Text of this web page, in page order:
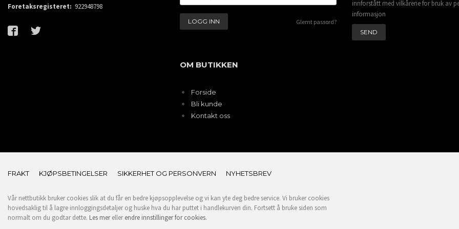
Foretaksregisteret: 922948798
Glemt passord?
OM BUTIKKEN
Forside
Bli kunde
Kontakt oss
innforstått med vilkårene for bruk av
informasjon
FRAKT KJØPSBETINGELSER SIKKERHET OG PERSONVERN NYHETSBREV
Vår nettbutikk bruker cookies slik at du får en bedre kjøpsopplevelse og vi kan yte deg bedre service. Vi bruker cookies
hovedsaklig til å lagre innloggingsdetaljer og huske hva du har puttet i handlekurven din. Fortsett å bruke siden som
normalt om du godtar dette. Les merellerendre innstillinger for cookies.